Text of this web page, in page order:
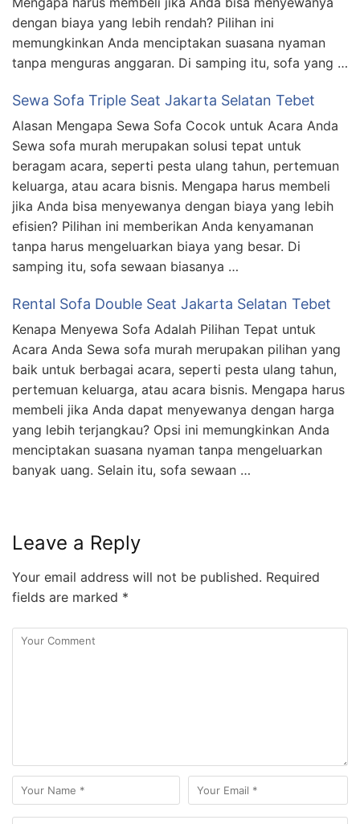
dengan biaya yang lebih rendah? Pilihan ini
memungkinkan Anda menciptakan suasana nyaman
tanpa menguras anggaran. Di samping itu, sofa yang …
Sewa Sofa Triple Seat Jakarta Selatan Tebet
Alasan Mengapa Sewa Sofa Cocok untuk Acara Anda
Sewa sofa murah merupakan solusi tepat untuk
beragam acara, seperti pesta ulang tahun, pertemuan
keluarga, atau acara bisnis. Mengapa harus membeli
jika Anda bisa menyewanya dengan biaya yang lebih
efisien? Pilihan ini memberikan Anda kenyamanan
tanpa harus mengeluarkan biaya yang besar. Di
samping itu, sofa sewaan biasanya …
Rental Sofa Double Seat Jakarta Selatan Tebet
Kenapa Menyewa Sofa Adalah Pilihan Tepat untuk
Acara Anda Sewa sofa murah merupakan pilihan yang
baik untuk berbagai acara, seperti pesta ulang tahun,
pertemuan keluarga, atau acara bisnis. Mengapa harus
membeli jika Anda dapat menyewanya dengan harga
yang lebih terjangkau? Opsi ini memungkinkan Anda
menciptakan suasana nyaman tanpa mengeluarkan
banyak uang. Selain itu, sofa sewaan …
Leave a Reply
Your email address will not be published. Required
fields are marked *